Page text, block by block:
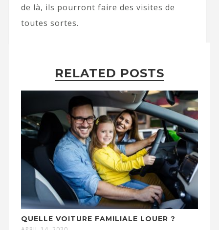
de là, ils pourront faire des visites de
toutes sortes.
RELATED POSTS
QUELLE VOITURE FAMILIALE LOUER ?